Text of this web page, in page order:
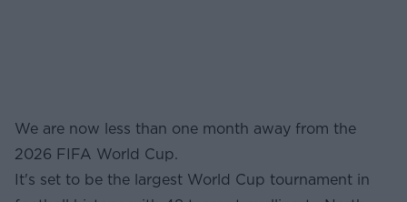
We are now less than one month away from the
2026 FIFA World Cup.
It's set to be the largest World Cup tournament in